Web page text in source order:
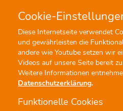
Cookie-
Diese Internetseite verwendet
und gewährleisten die
andere wie Youtube setzen wir
Videos auf unsere Seite bereit
Weitere Informationen
Datenschutzerklärung.
Funktionelle Cookies
Menü